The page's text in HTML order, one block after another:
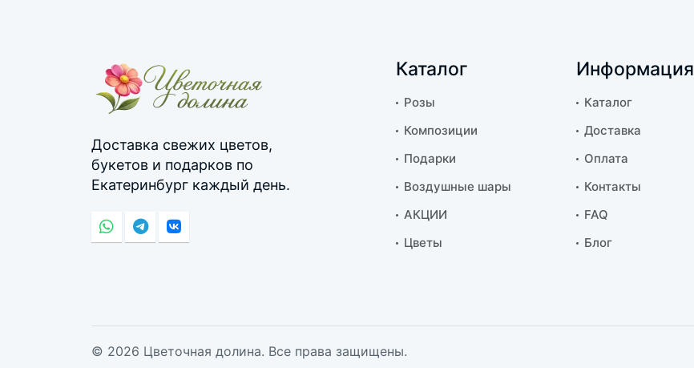
Доставка свежих цветов,
букетов и подарков по
Екатеринбург каждый день.
Каталог
Розы
Композиции
Подарки
Воздушные шары
АКЦИИ
Цветы
Информация
Каталог
Доставка
Оплата
Контакты
FAQ
Блог
© 2026 Цветочная долина. Все права защищены.